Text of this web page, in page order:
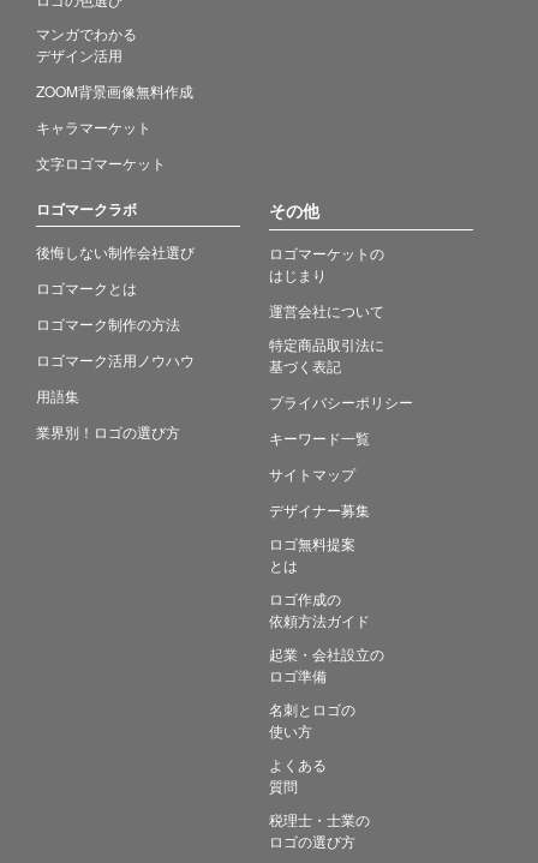
マンガでわかる
デザイン活用
ZOOM背景画像無料作成
キャラマーケット
文字ロゴマーケット
ロゴマークラボ
後悔しない制作会社選び
ロゴマークとは
ロゴマーク制作の方法
ロゴマーク活用ノウハウ
用語集
業界別！ロゴの選び方
その他
ロゴマーケットの
はじまり
運営会社について
特定商品取引法に
基づく表記
プライバシーポリシー
キーワード一覧
サイトマップ
デザイナー募集
ロゴ無料提案
とは
ロゴ作成の
依頼方法ガイド
起業・会社設立の
ロゴ準備
名刺とロゴの
使い方
よくある
質問
税理士・士業の
ロゴの選び方